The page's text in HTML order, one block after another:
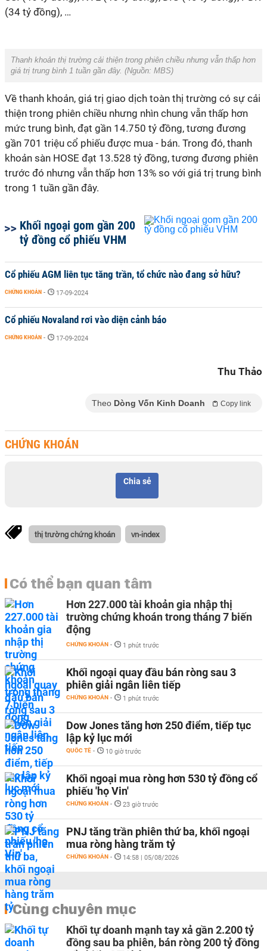
(34 tỷ đồng), …
Thanh khoản thị trường cải thiện trong phiên chiều nhưng vẫn thấp hơn
giá trị trung bình 1 tuần gần đây. (Nguồn: MBS)
Về thanh khoản, giá trị giao dịch toàn thị trường có sự cải
thiện trong phiên chiều nhưng nhìn chung vẫn thấp hơn
mức trung bình, đạt gần 14.750 tỷ đồng, tương đương
gần 701 triệu cổ phiếu được mua - bán. Trong đó, thanh
khoản sàn HOSE đạt 13.528 tỷ đồng, tương đương phiên
trước đó nhưng vẫn thấp hơn 13% so với giá trị trung bình
trong 1 tuần gần đây.
Khối ngoại gom gần 200
tỷ đồng cổ phiếu VHM
Cổ phiếu AGM liên tục tăng trần, tổ chức nào đang sở hữu?
CHỨNG KHOÁN - 17-09-2024
Cổ phiếu Novaland rơi vào diện cảnh báo
CHỨNG KHOÁN - 17-09-2024
Thu Thảo
Theo Dòng Vốn Kinh Doanh Copy link
CHỨNG KHOÁN
Chia sẻ
thị trường chứng khoán vn-index
Có thể bạn quan tâm
Hơn 227.000 tài khoản gia nhập thị
trường chứng khoán trong tháng 7 biến
động
CHỨNG KHOÁN - 1 phút trước
Khối ngoại quay đầu bán ròng sau 3
phiên giải ngân liên tiếp
CHỨNG KHOÁN - 1 phút trước
Dow Jones tăng hơn 250 điểm, tiếp tục
lập kỷ lục mới
QUỐC TẾ - 10 giờ trước
Khối ngoại mua ròng hơn 530 tỷ đồng cổ
phiếu 'họ Vin'
CHỨNG KHOÁN - 23 giờ trước
PNJ tăng trần phiên thứ ba, khối ngoại
mua ròng hàng trăm tỷ
CHỨNG KHOÁN - 14:58 | 05/08/2026
Cùng chuyên mục
Khối tự doanh mạnh tay xả gần 2.200 tỷ
đồng sau ba phiên, bán ròng 200 tỷ đồng